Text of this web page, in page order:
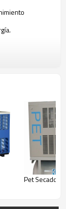
.
el
Pet Secador